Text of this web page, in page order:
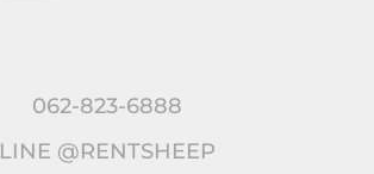
062-823-6888
LINE @RENTSHEEP